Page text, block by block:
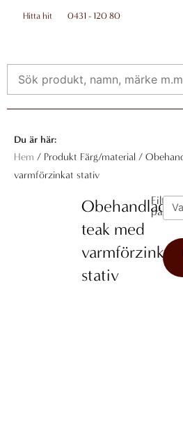
Hitta hit 0431 - 120 80
Du är här:
Hem / Produkt Färg/material /
varmförzinkat stativ
Obehandlad
teak med
varmförzinkat
stativ
på: